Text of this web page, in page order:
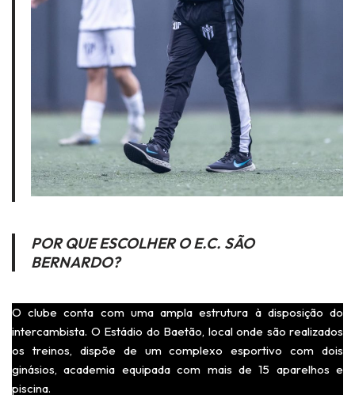
POR QUE ESCOLHER O E.C. SÃO
BERNARDO?
O clube conta com uma ampla estrutura à disposição do
intercambista. O Estádio do Baetão, local onde são realizados
os treinos, dispõe de um complexo esportivo com dois
ginásios, academia equipada com mais de 15 aparelhos e
piscina.